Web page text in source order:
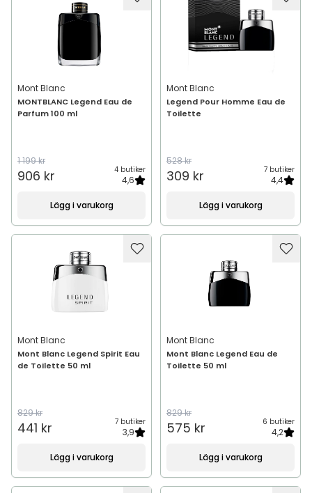
Mont Blanc
MONTBLANC Legend Eau de
Parfum 100 ml
1 199 kr
906 kr 4 butiker
4,6
Lägg i varukorg
Mont Blanc
Legend Pour Homme Eau de
Toilette
528 kr
309 kr 7 butiker
4,4
Lägg i varukorg
Mont Blanc
Mont Blanc Legend Spirit Eau
de Toilette 50 ml
829 kr
441 kr 7 butiker
3,9
Lägg i varukorg
Mont Blanc
Mont Blanc Legend Eau de
Toilette 50 ml
829 kr
575 kr 6 butiker
4,2
Lägg i varukorg